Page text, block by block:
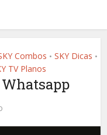
Combos • SKY Dicas •
TV Planos